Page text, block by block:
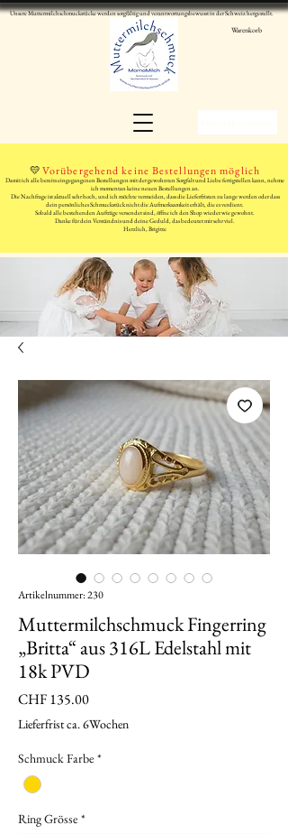
Unsere Muttermilchschmuckstücke werden sorgfältig und verantwortungsbewusst in der Schweiz hergestellt.
Warenkorb
💛Vorübergehend keine Bestellungen möglich
Damit ich alle bereits eingegangenen Bestellungen mit der gewohnten Sorgfalt und Liebe fertigstellen kann, nehme
ich momentan keine neuen Bestellungen an.
Die Nachfrage ist aktuell sehr hoch, und ich möchte vermeiden, dass die Lieferfristen zu lange werden oder dass
dein persönliches Schmuckstück nicht die Aufmerksamkeit erhält, die es verdient.
Sobald alle bestehenden Aufträge versendet sind, öffne ich den Shop wieder wie gewohnt.
Danke für dein Verständnis und deine Geduld, das bedeutet mir sehr viel.
Herzlich, Brigitte
Artikelnummer: 230
Muttermilchschmuck Fingerring
„Britta“ aus 316L Edelstahl mit
18k PVD
CHF 135.00Preis
Lieferfrist ca. 6Wochen
Schmuck Farbe *
Ring Grösse *